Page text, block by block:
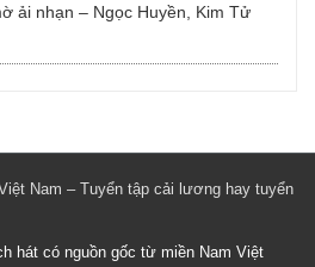
ải nhạn – Ngọc Huyền, Kim Tử
Nam – Tuyển tập cải lương hay tuyển
hát có nguồn gốc từ miền Nam Việt